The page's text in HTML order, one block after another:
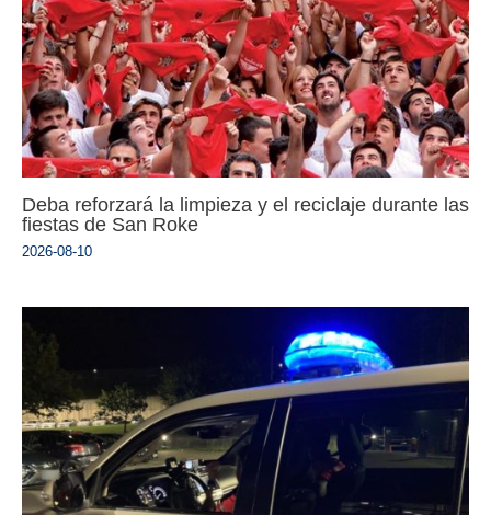
Deba reforzará la limpieza y el reciclaje durante las
fiestas de San Roke
2026-08-10